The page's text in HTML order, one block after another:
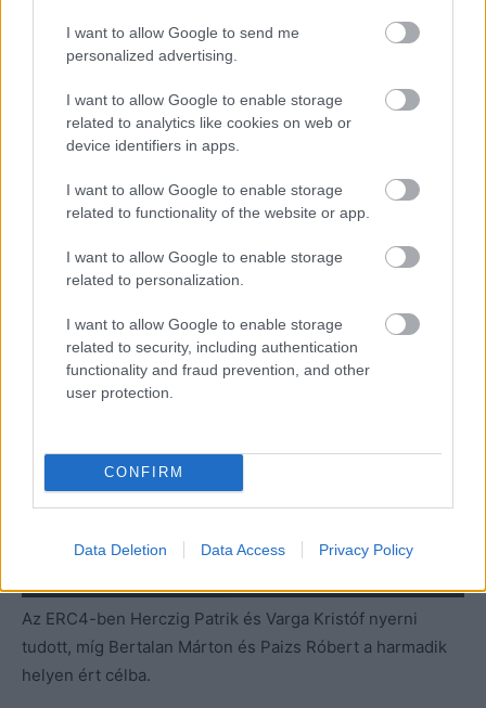
I want to allow Google to send me
personalized advertising.
I want to allow Google to enable storage
related to analytics like cookies on web or
device identifiers in apps.
I want to allow Google to enable storage
related to functionality of the website or app.
I want to allow Google to enable storage
related to personalization.
I want to allow Google to enable storage
related to security, including authentication
functionality and fraud prevention, and other
user protection.
CONFIRM
Data Deletion Data Access Privacy Policy
Matematikailag azonban bejelentkezett az Eb címért
23 ponttal követi Paddont a bajnokságban. A lengyel
versenyző esetében egy 5 pontot kellene jelenleg
Nagyszerű magyar eredmények is születtek a Barum
Rallyn, miután László Martin és Bán Viktor az abszolút 11.
helyet szerezték meg, így sikerült pontszerző helyen
Az ERC4-ben Herczig Patrik és Varga Kristóf nyerni
tudott, míg Bertalan Márton és Paizs Róbert a harmadik
helyen ért célba.